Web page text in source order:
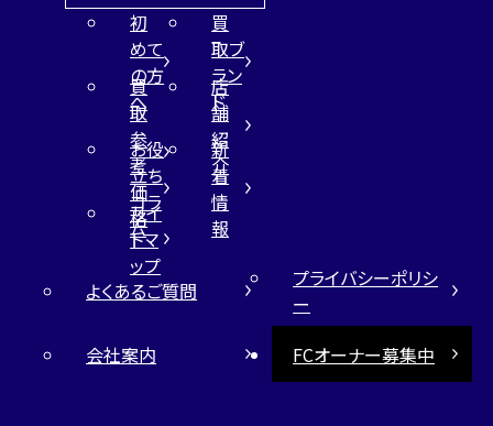
初
めて
の方
へ
買
取ブ
ラン
ド
買
取
参
考
価
格
店
舗
紹
介
お役
立ち
コラ
ム
新
着
情
報
サイ
トマ
ップ
よくあるご質問
プライバシーポリシ
ー
会社案内
FCオーナー募集中